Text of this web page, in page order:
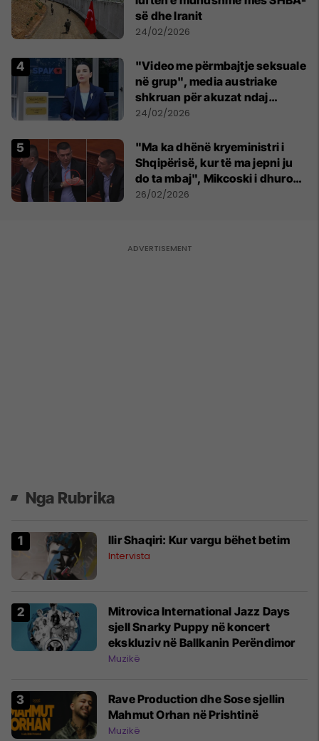
së dhe Iranit
24/02/2026
"Video me përmbajtje seksuale
në grup", media austriake
shkruan për akuzat ndaj
Belinda Ballukut
24/02/2026
"Ma ka dhënë kryeministri i
Shqipërisë, kur të ma jepni ju
do ta mbaj", Mikcoski i dhuron
flamurin e Maqedonisë
26/02/2026
Nga Rubrika
Ilir Shaqiri: Kur vargu bëhet betim
Intervista
Mitrovica International Jazz Days
sjell Snarky Puppy në koncert
ekskluziv në Ballkanin Perëndimor
Muzikë
Rave Production dhe Sose sjellin
Mahmut Orhan në Prishtinë
Muzikë